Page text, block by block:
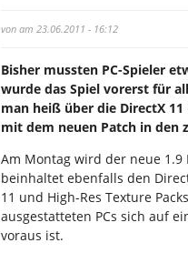
von am 23.06.2011 - 16:12
Bisher mussten PC-Spieler
wurde das Spiel vorerst für
man heiß über die DirectX
mit dem neuen Patch in den
Am Montag wird der neue 1.9
beinhaltet ebenfalls den
11 und High-Res Texture
ausgestatteten PCs sich auf
voraus ist.